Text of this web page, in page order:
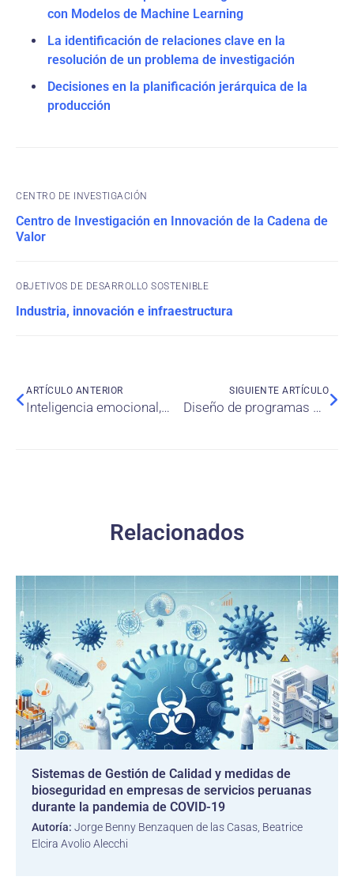
con Modelos de Machine Learning
La identificación de relaciones clave en la
resolución de un problema de investigación
Decisiones en la planificación jerárquica de la
producción
CENTRO DE INVESTIGACIÓN
Centro de Investigación en Innovación de la Cadena de
Valor
OBJETIVOS DE DESARROLLO SOSTENIBLE
Industria, innovación e infraestructura
ARTÍCULO ANTERIOR
Inteligencia emocional, competencias y liderazgo transformacional para el éxito de un proyecto
SIGUIENTE ARTÍCULO
Diseño de programas orientados al manejo seguro
Relacionados
Sistemas de Gestión de Calidad y medidas de
bioseguridad en empresas de servicios peruanas
durante la pandemia de COVID-19
Autoría: Jorge Benny Benzaquen de las Casas, Beatrice
Elcira Avolio Alecchi